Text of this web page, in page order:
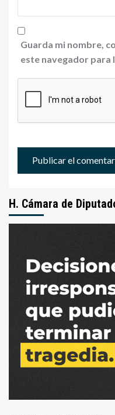
Guarda mi nombre,
este navegador para
H. Cámara de